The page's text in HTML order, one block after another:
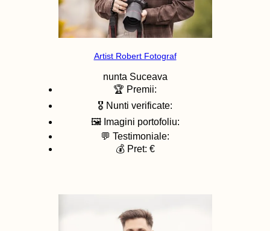
Artist Robert Fotograf
nunta Suceava
🏆 Premii:
🎖️ Nunti verificate:
🖼️ Imagini portofoliu:
💬 Testimoniale:
💰 Pret: €